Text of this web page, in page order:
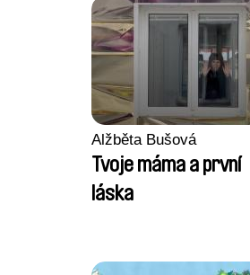
Alžběta Bušová
Tvoje máma a první
láska